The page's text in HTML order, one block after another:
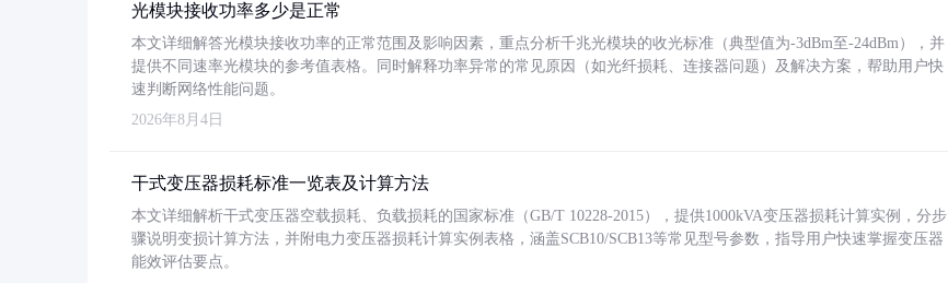
光模块接收功率多少是正常
本文详细解答光模块接收功率的正常范围及影响因素，重点分析千兆光模块的收光标准（典型值为-3dBm至-24dBm），并
提供不同速率光模块的参考值表格。同时解释功率异常的常见原因（如光纤损耗、连接器问题）及解决方案，帮助用户快
速判断网络性能问题。
2026年8月4日
干式变压器损耗标准一览表及计算方法
本文详细解析干式变压器空载损耗、负载损耗的国家标准（GB/T 10228-2015），提供1000kVA变压器损耗计算实例，分步
骤说明变损计算方法，并附电力变压器损耗计算实例表格，涵盖SCB10/SCB13等常见型号参数，指导用户快速掌握变压器
能效评估要点。